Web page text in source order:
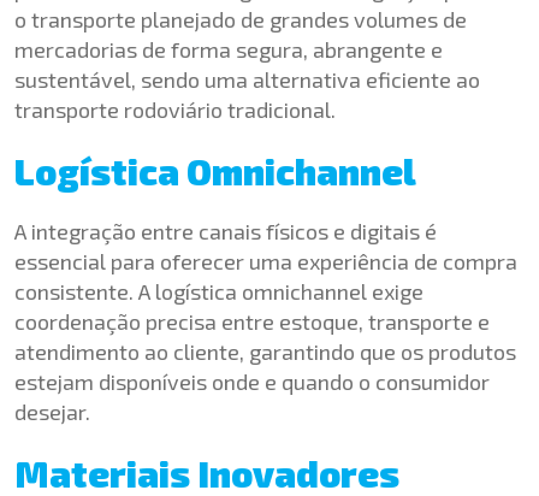
o transporte planejado de grandes volumes de
mercadorias de forma segura, abrangente e
sustentável, sendo uma alternativa eficiente ao
transporte rodoviário tradicional.
Logística Omnichannel
A integração entre canais físicos e digitais é
essencial para oferecer uma experiência de compra
consistente. A logística omnichannel exige
coordenação precisa entre estoque, transporte e
atendimento ao cliente, garantindo que os produtos
estejam disponíveis onde e quando o consumidor
desejar.
Materiais Inovadores